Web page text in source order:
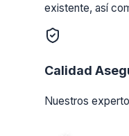
existente, así
Calidad
Nuestros